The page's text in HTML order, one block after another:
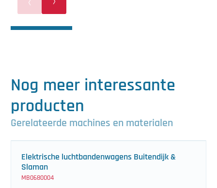
Nog meer interessante
producten
Gerelateerde machines en materialen
Elektrische luchtbandenwagens Buitendijk &
Slaman
MB0680004